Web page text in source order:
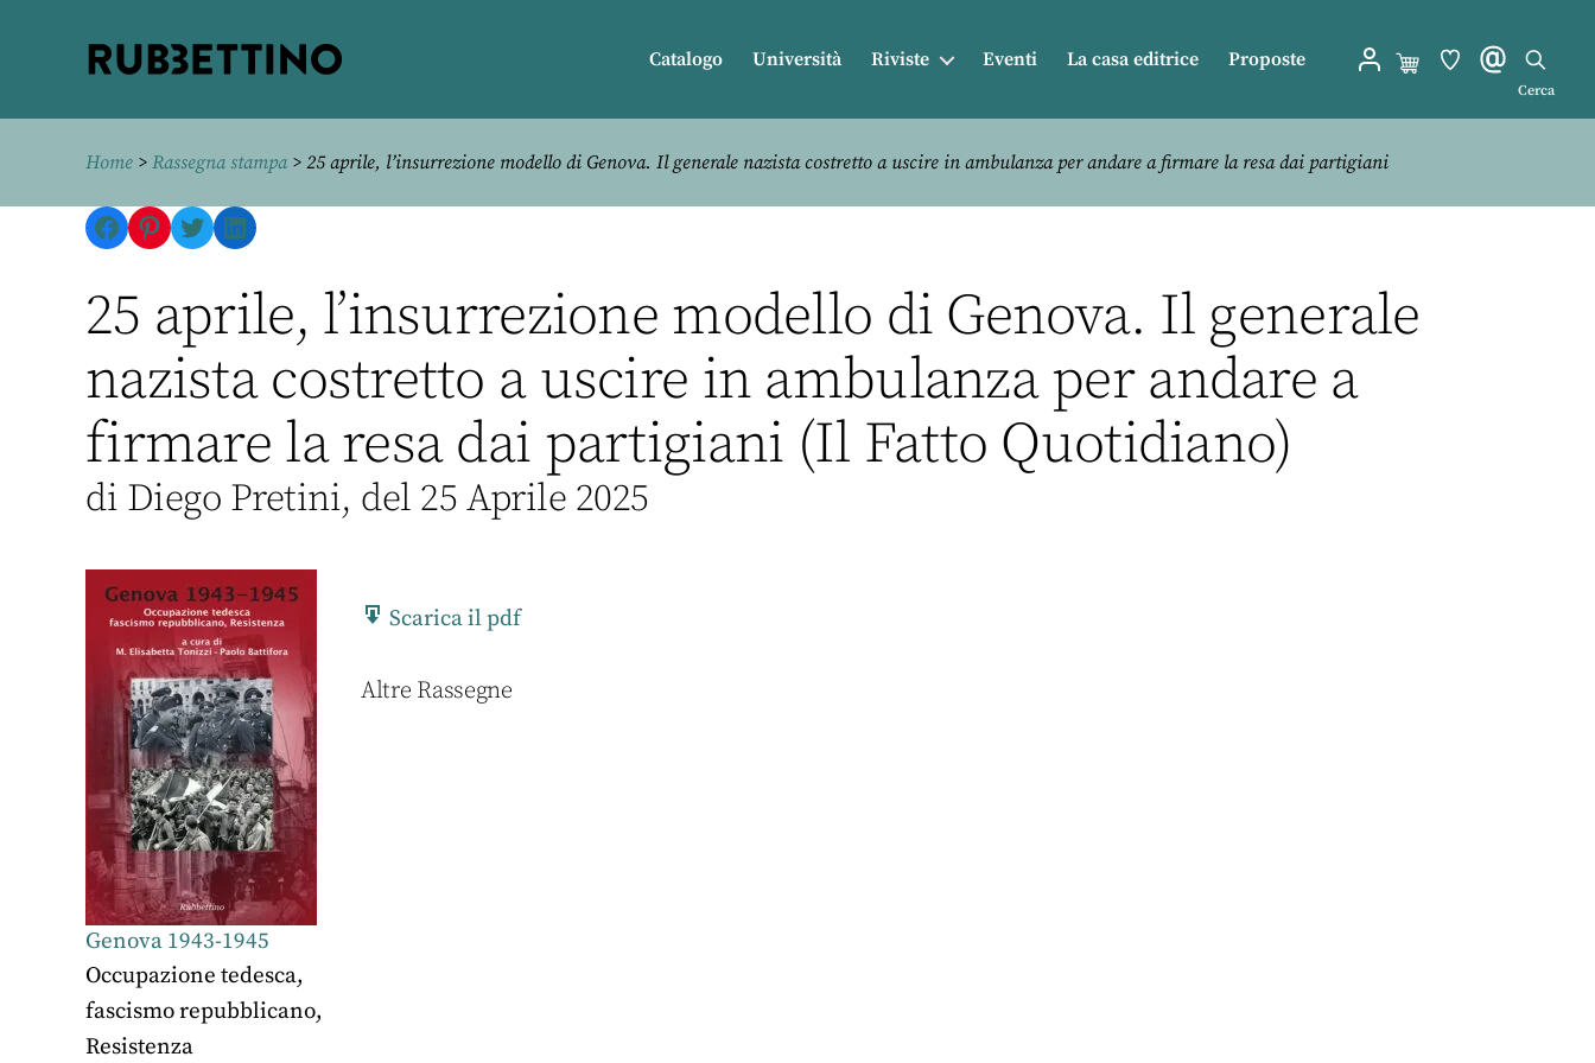
Catalogo Università Riviste Eventi La casa editrice Proposte
Cerca
Home > Rassegna stampa> 25 aprile, l’insurrezione modello di Genova. Il generale nazista costretto a uscire in ambulanza per andare a firmare la resa dai partigiani
Facebook
Pinterest
TwitterLinkedIn
25 aprile, l’insurrezione modello di Genova. Il generale
nazista costretto a uscire in ambulanza per andare a
firmare la resa dai partigiani (Il Fatto Quotidiano)
di Diego Pretini, del 25 Aprile 2025
Genova 1943-1945
Occupazione tedesca,
fascismo repubblicano,
Resistenza
Scarica il pdf
Altre Rassegne